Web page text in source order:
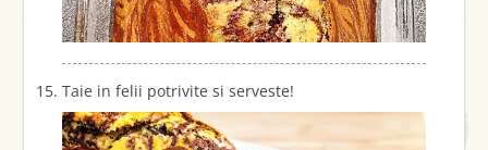
Taie in felii potrivite si serveste!